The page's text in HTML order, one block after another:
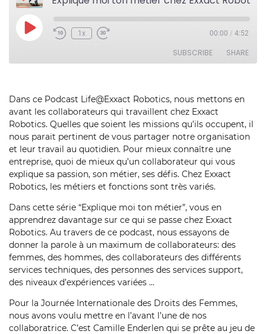
Play
Episode
1x 00:00 / 4:52
SUBSCRIBE SHARE
RSS FEED
LINK
EMBED
Dans ce Podcast Life@Exxact Robotics, nous mettons en
avant les collaborateurs qui travaillent chez Exxact
Robotics. Quelles que soient les missions qu’ils occupent, il
nous parait pertinent de vous partager notre organisation
et leur travail au quotidien. Pour mieux connaître une
entreprise, quoi de mieux qu’un collaborateur qui vous
explique sa passion, son métier, ses défis. Chez Exxact
Robotics, les métiers et fonctions sont très variés.
Dans cette série “Explique moi ton métier”, vous en
apprendrez davantage sur ce qui se passe chez Exxact
Robotics. Au travers de ce podcast, nous essayons de
donner la parole à un maximum de collaborateurs: des
femmes, des hommes, des collaborateurs des différents
services techniques, des personnes des services support,
des niveaux d’expériences variées …
Pour la Journée Internationale des Droits des Femmes,
nous avons voulu mettre en l’avant l’une de nos
collaboratrice. C’est Camille Enderlen qui se prête au jeu de